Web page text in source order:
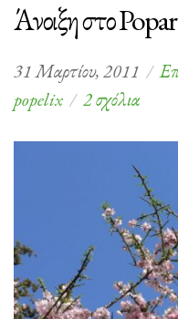
Άνοιξη στο
31 Μαρτίου, 2011
popelix
2 σχόλιαστο
Popart